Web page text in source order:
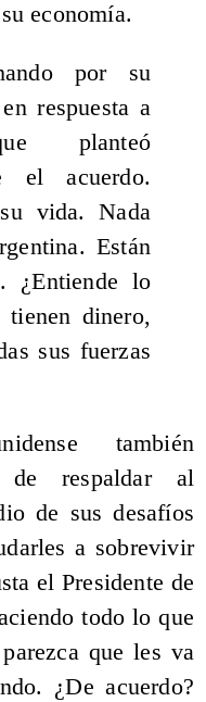
economía.
por su
respuesta a
planteó
el acuerdo.
vida. Nada
Están
¿Entiende lo
dinero,
sus fuerzas
también
de respaldar al
de sus desafíos
a sobrevivir
el Presidente de
todo lo que
que les va
¿De acuerdo?